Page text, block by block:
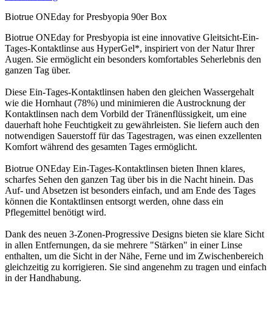
Biotrue ONEday for Presbyopia 90er Box
Biotrue ONEday for Presbyopia ist eine innovative Gleitsicht-Ein-
Tages-Kontaktlinse aus HyperGel*, inspiriert von der Natur Ihrer
Augen. Sie ermöglicht ein besonders komfortables Seherlebnis den
ganzen Tag über.
Diese Ein-Tages-Kontaktlinsen haben den gleichen Wassergehalt
wie die Hornhaut (78%) und minimieren die Austrocknung der
Kontaktlinsen nach dem Vorbild der Tränenflüssigkeit, um eine
dauerhaft hohe Feuchtigkeit zu gewährleisten. Sie liefern auch den
notwendigen Sauerstoff für das Tagestragen, was einen exzellenten
Komfort während des gesamten Tages ermöglicht.
Biotrue ONEday Ein-Tages-Kontaktlinsen bieten Ihnen klares,
scharfes Sehen den ganzen Tag über bis in die Nacht hinein. Das
Auf- und Absetzen ist besonders einfach, und am Ende des Tages
können die Kontaktlinsen entsorgt werden, ohne dass ein
Pflegemittel benötigt wird.
Dank des neuen 3-Zonen-Progressive Designs bieten sie klare Sicht
in allen Entfernungen, da sie mehrere "Stärken" in einer Linse
enthalten, um die Sicht in der Nähe, Ferne und im Zwischenbereich
gleichzeitig zu korrigieren. Sie sind angenehm zu tragen und einfach
in der Handhabung.